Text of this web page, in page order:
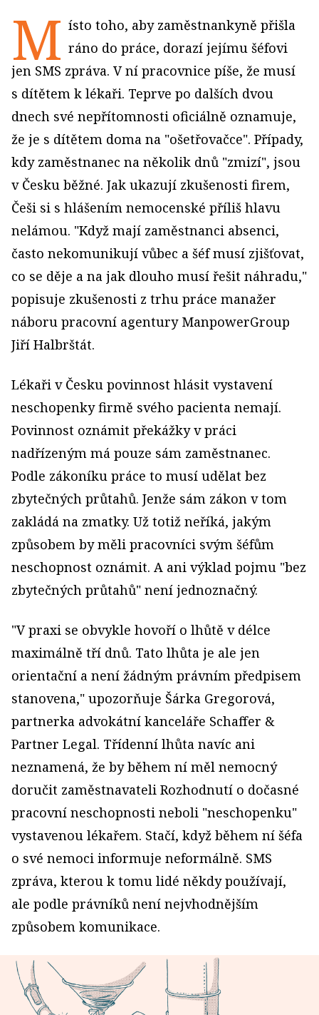
M ísto toho, aby zaměstnankyně přišla
ráno do práce, dorazí jejímu šéfovi
jen SMS zpráva. V ní pracovnice píše, že musí
s dítětem k lékaři. Teprve po dalších dvou
dnech své nepřítomnosti oficiálně oznamuje,
že je s dítětem doma na "ošetřovačce". Případy,
kdy zaměstnanec na několik dnů "zmizí", jsou
v Česku běžné. Jak ukazují zkušenosti firem,
Češi si s hlášením nemocenské příliš hlavu
nelámou. "Když mají zaměstnanci absenci,
často nekomunikují vůbec a šéf musí zjišťovat,
co se děje a na jak dlouho musí řešit náhradu,"
popisuje zkušenosti z trhu práce manažer
náboru pracovní agentury ManpowerGroup
Jiří Halbrštát.
Lékaři v Česku povinnost hlásit vystavení
neschopenky firmě svého pacienta nemají.
Povinnost oznámit překážky v práci
nadřízeným má pouze sám zaměstnanec.
Podle zákoníku práce to musí udělat bez
zbytečných průtahů. Jenže sám zákon v tom
zakládá na zmatky. Už totiž neříká, jakým
způsobem by měli pracovníci svým šéfům
neschopnost oznámit. A ani výklad pojmu "bez
zbytečných průtahů" není jednoznačný.
"V praxi se obvykle hovoří o lhůtě v délce
maximálně tří dnů. Tato lhůta je ale jen
orientační a není žádným právním předpisem
stanovena," upozorňuje Šárka Gregorová,
partnerka advokátní kanceláře Schaffer &
Partner Legal. Třídenní lhůta navíc ani
neznamená, že by během ní měl nemocný
doručit zaměstnavateli Rozhodnutí o dočasné
pracovní neschopnosti neboli "neschopenku"
vystavenou lékařem. Stačí, když během ní šéfa
o své nemoci informuje neformálně. SMS
zpráva, kterou k tomu lidé někdy používají,
ale podle právníků není nejvhodnějším
způsobem komunikace.